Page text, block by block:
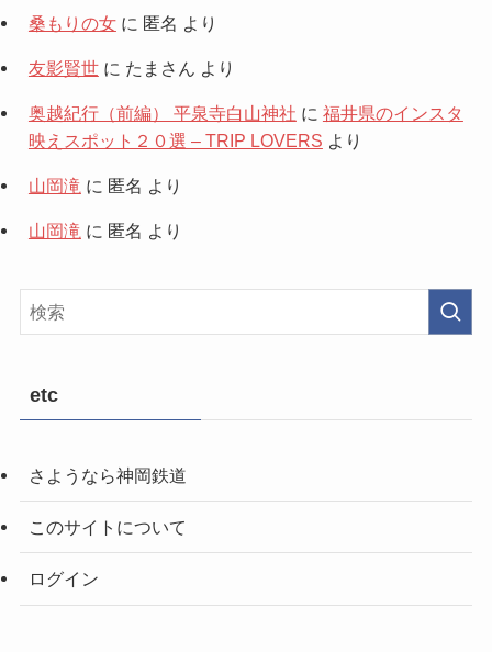
桑もりの女に 匿名 より
友影賢世に たまさん より
奥越紀行（前編） 平泉寺白山神社 に 福井県のインスタ
映えスポット２０選 – TRIP LOVERS より
山岡滝 に 匿名 より
山岡滝 に 匿名 より
etc
さようなら神岡鉄道
このサイトについて
ログイン